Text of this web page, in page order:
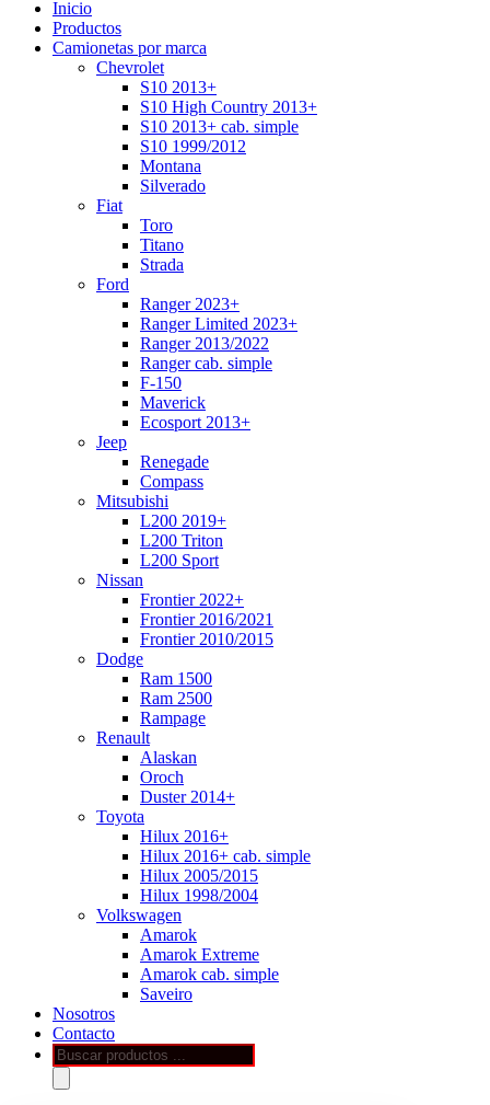
Inicio
Productos
Camionetas por marca
Chevrolet
S10 2013+
S10 High Country 2013+
S10 2013+ cab. simple
S10 1999/2012
Montana
Silverado
Fiat
Toro
Titano
Strada
Ford
Ranger 2023+
Ranger Limited 2023+
Ranger 2013/2022
Ranger cab. simple
F-150
Maverick
Ecosport 2013+
Jeep
Renegade
Compass
Mitsubishi
L200 2019+
L200 Triton
L200 Sport
Nissan
Frontier 2022+
Frontier 2016/2021
Frontier 2010/2015
Dodge
Ram 1500
Ram 2500
Rampage
Renault
Alaskan
Oroch
Duster 2014+
Toyota
Hilux 2016+
Hilux 2016+ cab. simple
Hilux 2005/2015
Hilux 1998/2004
Volkswagen
Amarok
Amarok Extreme
Amarok cab. simple
Saveiro
Nosotros
Contacto
Búsqueda
de
productos